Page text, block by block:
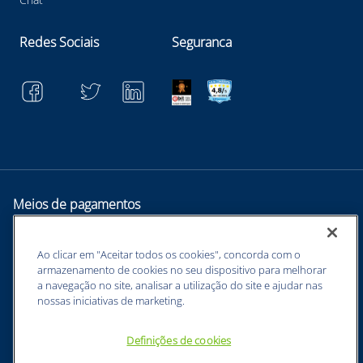
Redes Sociais Seguranca
Meios de pagamentos
BUNZL EQUIPAMENTOS PARA PROTEÇÃO INDIVIDUAL. - CNPJ:
Ao clicar em "Aceitar todos os cookies", concorda com o
armazenamento de cookies no seu dispositivo para melhorar
a navegação no site, analisar a utilização do site e ajudar nas
nossas iniciativas de marketing.
Definições de cookies